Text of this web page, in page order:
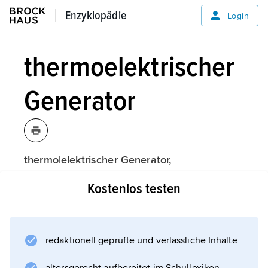
Enzyklopädie
Enzyklopädie Login
thermoelektrischer
Generator
thermo|elektrischer Generator,
Direktumwandlung von thermischer Energie
; sein Aufbau entspricht im Prinzip
Kostenlos testen
redaktionell geprüfte und verlässliche Inhalte